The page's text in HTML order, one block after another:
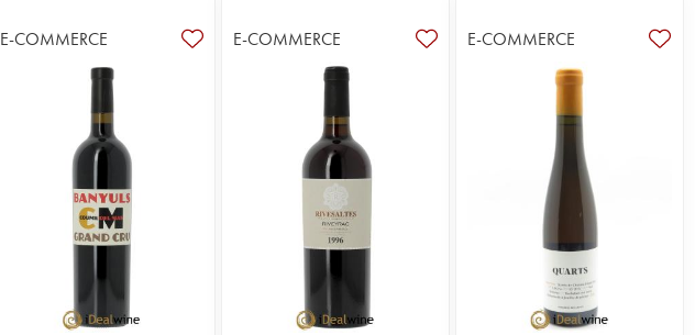
E-COMMERCE E-COMMERCE E-COMMERCE